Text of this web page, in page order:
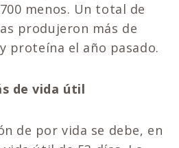
menos. Un total de
produjeron más de
proteína el año pasado.
de vida útil
de por vida se debe, en